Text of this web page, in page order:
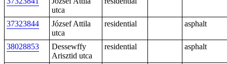
utca
37323844
József Attila
utca
residential asphalt
38028853
Dessewffy
Arisztid utca
residential asphalt